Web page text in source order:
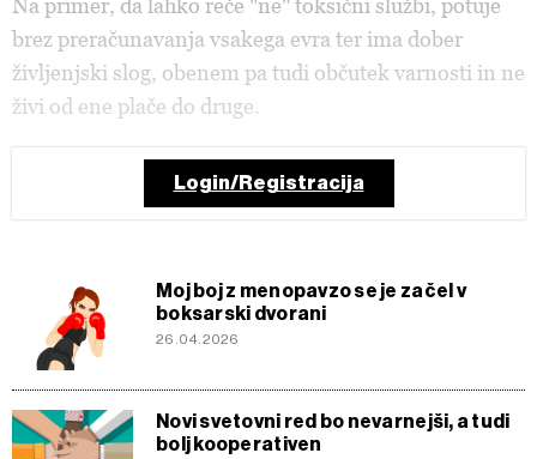
Na primer, da lahko reče "ne" toksični službi, potuje
brez preračunavanja vsakega evra ter ima dober
življenjski slog, obenem pa tudi občutek varnosti in ne
živi od ene plače do druge.
Login/Registracija
Moj boj z menopavzo se je začel v
boksarski dvorani
26.04.2026
Novi svetovni red bo nevarnejši, a tudi
bolj kooperativen